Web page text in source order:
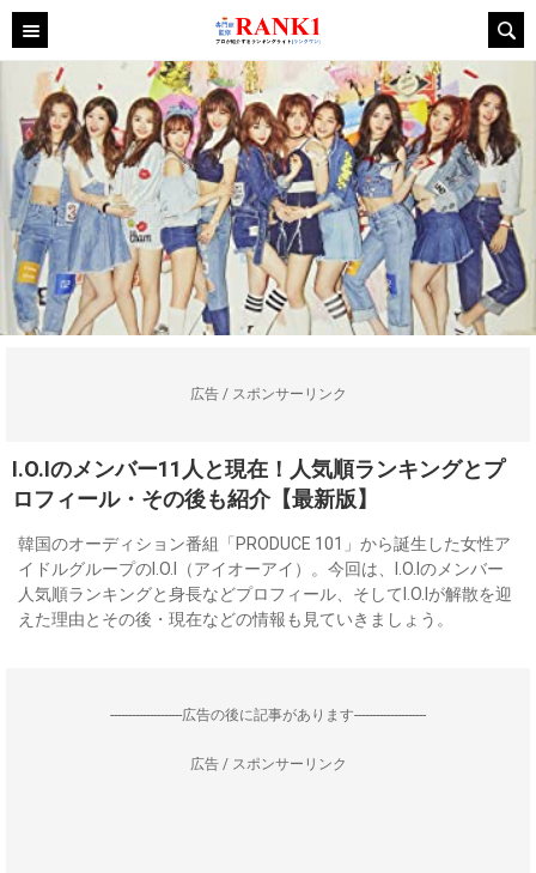
広告 / スポンサーリンク
I.O.Iのメンバー11人と現在！人気順ランキングとプ
ロフィール・その後も紹介【最新版】
韓国のオーディション番組「PRODUCE 101」から誕生した女性ア
イドルグループのI.O.I（アイオーアイ）。今回は、I.O.Iのメンバー
人気順ランキングと身長などプロフィール、そしてI.O.Iが解散を迎
えた理由とその後・現在などの情報も見ていきましょう。
--------------------広告の後に記事があります--------------------
広告 / スポンサーリンク